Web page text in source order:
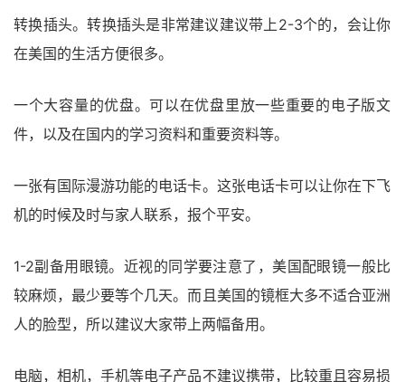
转换插头。转换插头是非常建议建议带上2-3个的，会让你
在美国的生活方便很多。
一个大容量的优盘。可以在优盘里放一些重要的电子版文
件，以及在国内的学习资料和重要资料等。
一张有国际漫游功能的电话卡。这张电话卡可以让你在下飞
机的时候及时与家人联系，报个平安。
1-2副备用眼镜。近视的同学要注意了，美国配眼镜一般比
较麻烦，最少要等个几天。而且美国的镜框大多不适合亚洲
人的脸型，所以建议大家带上两幅备用。
电脑，相机，手机等电子产品不建议携带，比较重且容易损